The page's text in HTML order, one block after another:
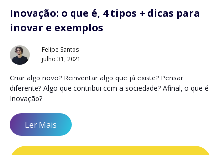
Inovação: o que é, 4 tipos + dicas para
inovar e exemplos
Felipe Santos
julho 31, 2021
Criar algo novo? Reinventar algo que já existe? Pensar
diferente? Algo que contribui com a sociedade? Afinal, o que é
Inovação?
Ler Mais